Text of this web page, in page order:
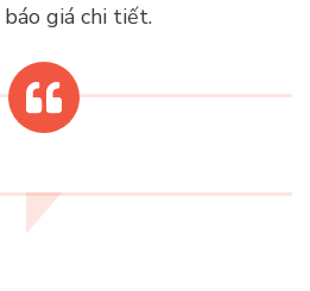
báo giá chi tiết.